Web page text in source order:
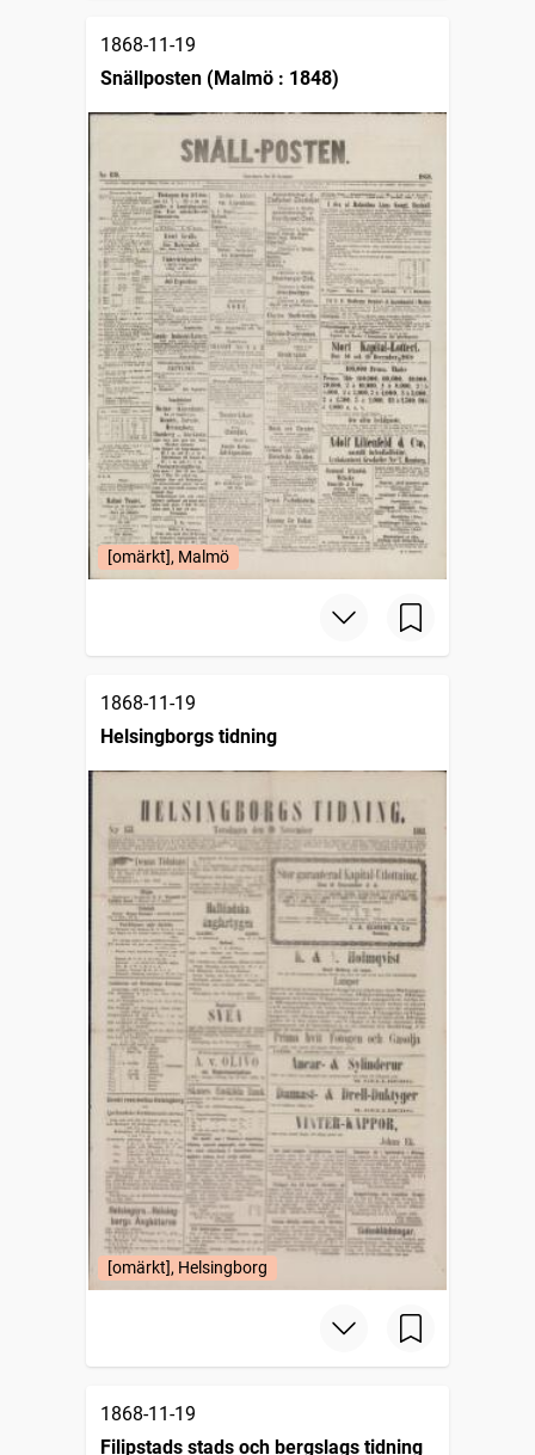
1868-11-19
Snällposten (Malmö : 1848)
[omärkt], Malmö
1868-11-19
Helsingborgs tidning
[omärkt], Helsingborg
1868-11-19
Filipstads stads och bergslags tidning